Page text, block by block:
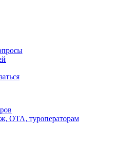
ОТА, туроператорам